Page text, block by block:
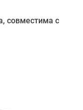
совместима с